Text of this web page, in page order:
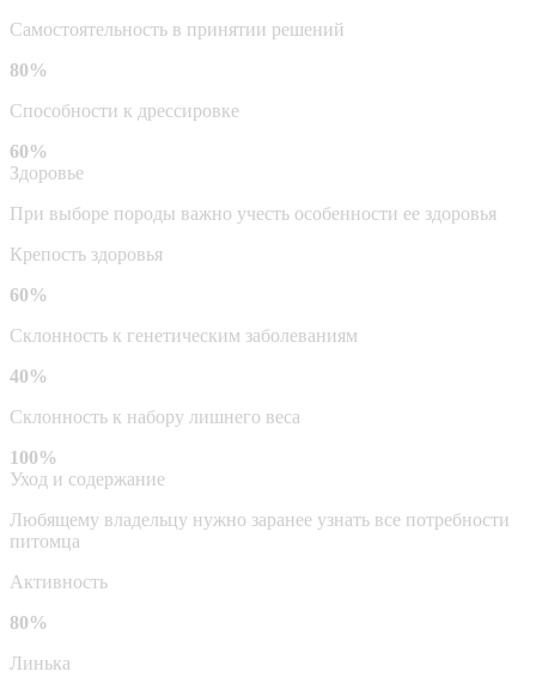
Самостоятельность в принятии решений
80%
Способности к дрессировке
60%
Здоровье
При выборе породы важно учесть особенности ее здоровья
Крепость здоровья
60%
Склонность к генетическим заболеваниям
40%
Склонность к набору лишнего веса
100%
Уход и содержание
Любящему владельцу нужно заранее узнать все потребности
питомца
Активность
80%
Линька